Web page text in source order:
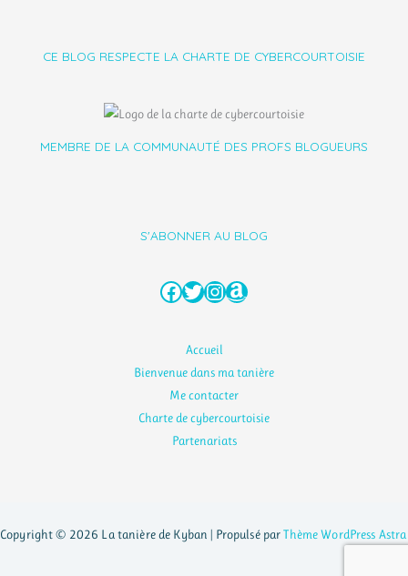
CE BLOG RESPECTE LA CHARTE DE CYBERCOURTOISIE
MEMBRE DE LA COMMUNAUTÉ DES PROFS BLOGUEURS
S'ABONNER AU BLOG
Facebook
Twitter
Instagram
Amazon
Accueil
Bienvenue dans ma tanière
Me contacter
Charte de cybercourtoisie
Partenariats
Copyright © 2026 La tanière de Kyban | Propulsé parThème WordPress Astra